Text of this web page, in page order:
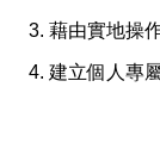
3. 藉由實地操
4. 建立個人專